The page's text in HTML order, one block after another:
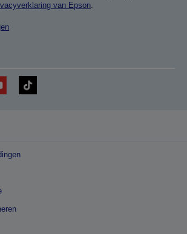
van Epson.